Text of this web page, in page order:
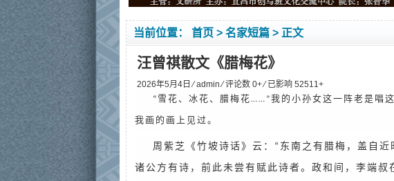
当前位置： 首页 > 名家短篇 > 正文
汪曾祺散文《腊梅花》
2026年5月4日 ⁄admin⁄ 评论数 0+ ⁄ 已影响 52511+
“ 雪花、冰花、腊梅花……”我的小孙女这一阵老是唱
我画的画上见过。
周紫芝《竹坡诗话》云： “ 东南之有腊梅，盖自
诸公方有诗，前此未尝有赋此诗者。政和间，李端